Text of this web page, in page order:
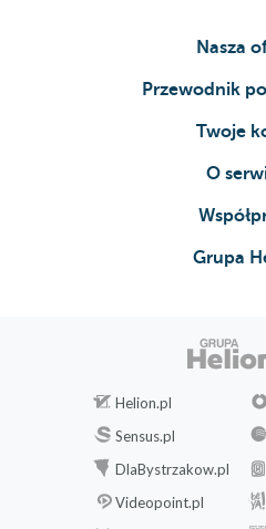
Nasza
Przewodnik
Twoje
O
Grupa
Helion.pl
Sensus.pl
DlaBystrzakow.pl
Videopoint.pl